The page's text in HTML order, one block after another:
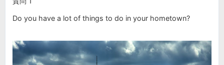
Do you have a lot of things to do in your hometown?